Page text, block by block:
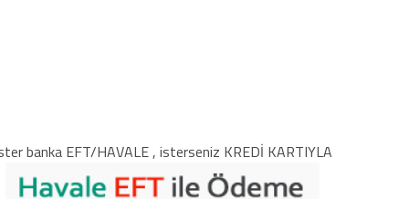
banka EFT/HAVALE , isterseniz KREDİ KARTIYLA